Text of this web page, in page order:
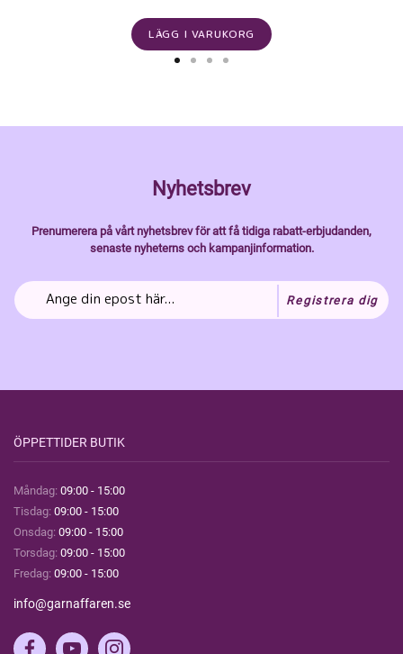
LÄGG I VARUKORG
Nyhetsbrev
Prenumerera på vårt nyhetsbrev för att få tidiga rabatt-erbjudanden,
senaste nyheterns och kampanjinformation.
Registrera dig
ÖPPETTIDER BUTIK
Måndag: 09:00 - 15:00
Tisdag: 09:00 - 15:00
Onsdag: 09:00 - 15:00
Torsdag: 09:00 - 15:00
Fredag: 09:00 - 15:00
info@garnaffaren.se